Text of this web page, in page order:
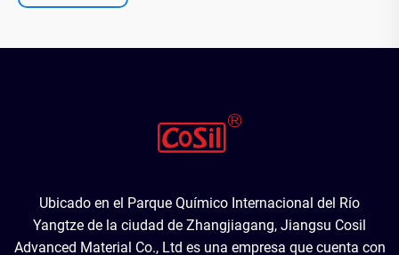
Ubicado en el Parque Químico Internacional del Río
Yangtze de la ciudad de Zhangjiagang, Jiangsu Cosil
Advanced Material Co., Ltd es una empresa que cuenta con